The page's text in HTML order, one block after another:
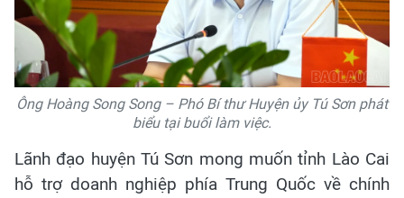
Ông Hoàng Song Song – Phó Bí thư Huyện ủy Tú Sơn phát
biểu tại buổi làm việc.
Lãnh đạo huyện Tú Sơn mong muốn tỉnh Lào Cai
hỗ trợ doanh nghiệp phía Trung Quốc về chính